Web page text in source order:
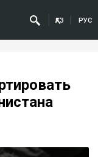
ҚАЗ РУС